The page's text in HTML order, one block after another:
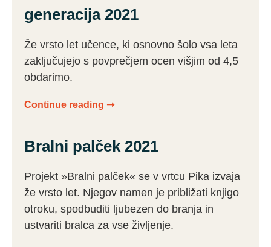
generacija 2021
Že vrsto let učence, ki osnovno šolo vsa leta
zaključujejo s povprečjem ocen višjim od 4,5
obdarimo.
Continue reading ➝
Bralni palček 2021
Projekt »Bralni palček« se v vrtcu Pika izvaja
že vrsto let. Njegov namen je približati knjigo
otroku, spodbuditi ljubezen do branja in
ustvariti bralca za vse življenje.